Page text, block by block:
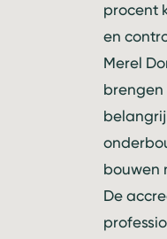
procent
en
Merel
brengen
bouwen
De